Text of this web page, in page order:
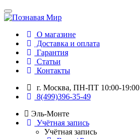
О магазине
Доставка и оплата
Гарантия
Статьи
Контакты
г. Москва, ПН-ПТ 10:00-19:00
8(499)396-35-49
Эль-Монте
Учётная запись
Учётная запись